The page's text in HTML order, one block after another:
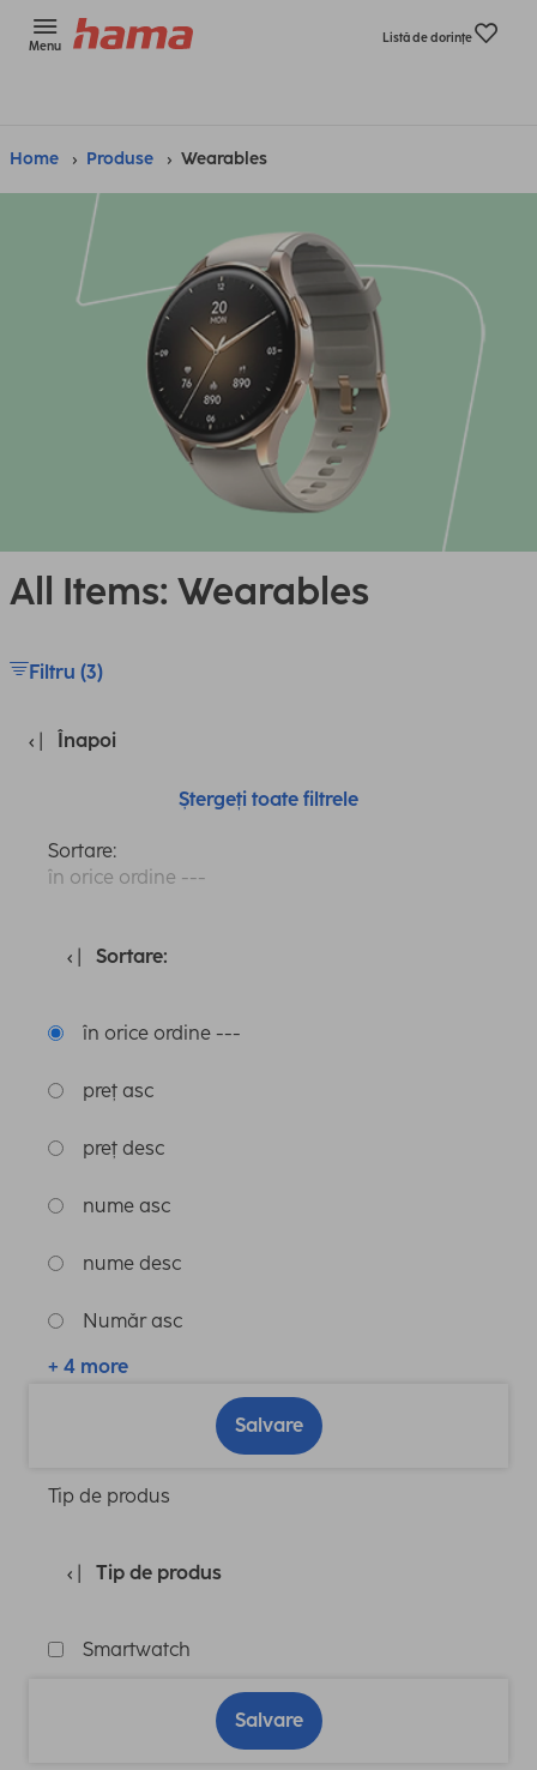
Menu
Listă de dorinţe
Home Produse Wearables
All Items: Wearables
Filtru (3)
Înapoi
Ștergeți toate filtrele
Sortare:
în orice ordine ---
Sortare:
în orice ordine ---
preț asc
preț desc
nume asc
nume desc
Număr asc
+ 4 more
Salvare
Tip de produs
Tip de produs
Smartwatch
Salvare